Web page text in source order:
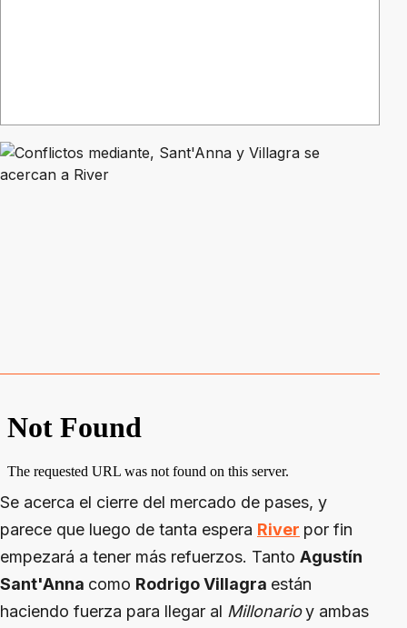
Se acerca el cierre del mercado de pases, y
parece que luego de tanta espera River por fin
empezará a tener más refuerzos. Tanto Agustín
Sant'Anna como Rodrigo Villagra están
haciendo fuerza para llegar al Millonarioy ambas